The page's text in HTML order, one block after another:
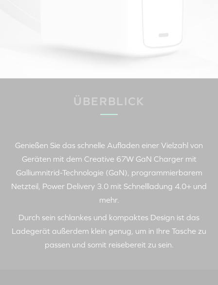
ÜBERBLICK
Genießen Sie das schnelle Aufladen einer Vielzahl von
Geräten mit dem Creative 67W GaN Chargermit
Galliumnitrid-Technologie (GaN), programmierbarem
Netzteil, Power Delivery 3.0 mit Schnellladung 4.0+ und
mehr.
Durch sein schlankes und kompaktes Design ist das
Ladegerät außerdem klein genug, um in Ihre Tasche zu
passen und somit reisebereit zu sein.